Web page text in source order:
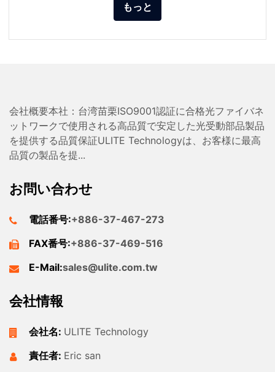
もっと
会社概要本社：台湾苗栗ISO9001認証に合格光ファイバネ
ットワークで使用される高品質で安定した光受動部品製品
を提供する品質保証ULITE Technologyは、お客様に最高
品質の製品を提...
お問い合わせ
電話番号:+886-37-467-273
FAX番号:+886-37-469-516
E-Mail:sales@ulite.com.tw
会社情報
会社名: ULITE Technology
責任者: Eric san